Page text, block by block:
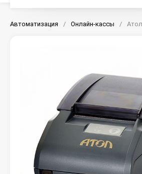
Автоматизация / Онлайн-кассы /